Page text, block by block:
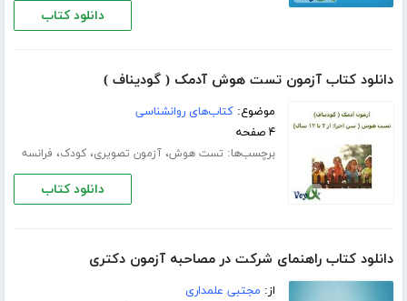
دانلود کتاب
دانلود کتاب آزمون تست هوش آدمک ( گودیناف )
موضوع:کتاب‌های روانشناسی
۴ صفحه
برچسب‌ها: تست هوش،آزمون تصویری،کودک، فرانسه
دانلود کتاب
دانلود کتاب راهنمای شرکت در مصاحبه آزمون دکتری
از: مجتبی علمداری